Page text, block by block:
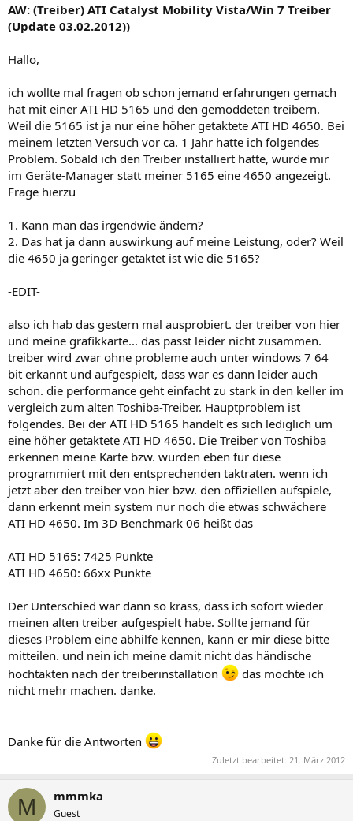
AW: (Treiber) ATI Catalyst Mobility Vista/Win 7 Treiber
(Update 03.02.2012))
Hallo,
ich wollte mal fragen ob schon jemand erfahrungen gemach
hat mit einer ATI HD 5165 und den gemoddeten treibern.
Weil die 5165 ist ja nur eine höher getaktete ATI HD 4650. Bei
meinem letzten Versuch vor ca. 1 Jahr hatte ich folgendes
Problem. Sobald ich den Treiber installiert hatte, wurde mir
im Geräte-Manager statt meiner 5165 eine 4650 angezeigt.
Frage hierzu
1. Kann man das irgendwie ändern?
2. Das hat ja dann auswirkung auf meine Leistung, oder? Weil
die 4650 ja geringer getaktet ist wie die 5165?
-EDIT-
also ich hab das gestern mal ausprobiert. der treiber von hier
und meine grafikkarte... das passt leider nicht zusammen.
treiber wird zwar ohne probleme auch unter windows 7 64
bit erkannt und aufgespielt, dass war es dann leider auch
schon. die performance geht einfacht zu stark in den keller im
vergleich zum alten Toshiba-Treiber. Hauptproblem ist
folgendes. Bei der ATI HD 5165 handelt es sich lediglich um
eine höher getaktete ATI HD 4650. Die Treiber von Toshiba
erkennen meine Karte bzw. wurden eben für diese
programmiert mit den entsprechenden taktraten. wenn ich
jetzt aber den treiber von hier bzw. den offiziellen aufspiele,
dann erkennt mein system nur noch die etwas schwächere
ATI HD 4650. Im 3D Benchmark 06 heißt das
ATI HD 5165: 7425 Punkte
ATI HD 4650: 66xx Punkte
Der Unterschied war dann so krass, dass ich sofort wieder
meinen alten treiber aufgespielt habe. Sollte jemand für
dieses Problem eine abhilfe kennen, kann er mir diese bitte
mitteilen. und nein ich meine damit nicht das händische
hochtakten nach der treiberinstallation
das möchte ich
nicht mehr machen. danke.
Danke für die Antworten
Zuletzt bearbeitet: 21. März 2012
M mmmka
Guest